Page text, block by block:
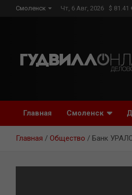
Смоленск Чт, 6 Авг, 2026 $ 81.41
Главная Смоленск
Главная Общество Банк